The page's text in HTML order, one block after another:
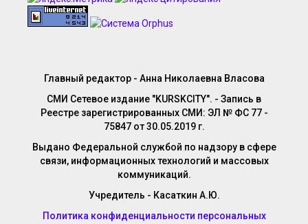
Главный редактор - Анна Николаевна Власова
СМИ Сетевое издание "KURSKCITY". - Запись в
Реестре зарегистрированных СМИ: ЭЛ № ФС 77 -
75847 от 30.05.2019 г.
Выдано Федеральной службой по надзору в сфере
связи, информационных технологий и массовых
коммуникаций.
Учредитель - Касаткин А.Ю.
Политика конфиденциальности персональных